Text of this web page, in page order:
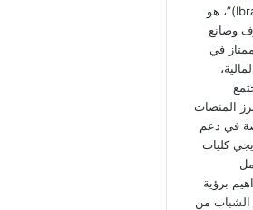
(Ibrahim El-Apgigy)”، هو
وصانع
في
المنصات
في دعم
كليات
برؤية
من